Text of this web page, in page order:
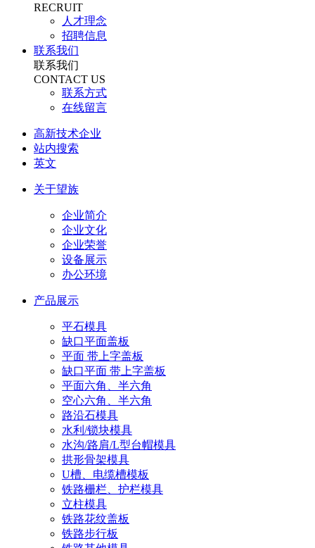
RECRUIT
人才理念
招聘信息
联系我们
联系我们
CONTACT US
联系方式
在线留言
高新技术企业
站内搜索
英文
关于望族
企业简介
企业文化
企业荣誉
设备展示
办公环境
产品展示
平石模具
缺口平面盖板
平面 带上字盖板
缺口平面 带上字盖板
平面六角、半六角
空心六角、半六角
路沿石模具
水利/锁块模具
水沟/路肩/L型台帽模具
拱形骨架模具
U槽、电缆槽模板
铁路栅栏、护栏模具
立柱模具
铁路花纹盖板
铁路步行板